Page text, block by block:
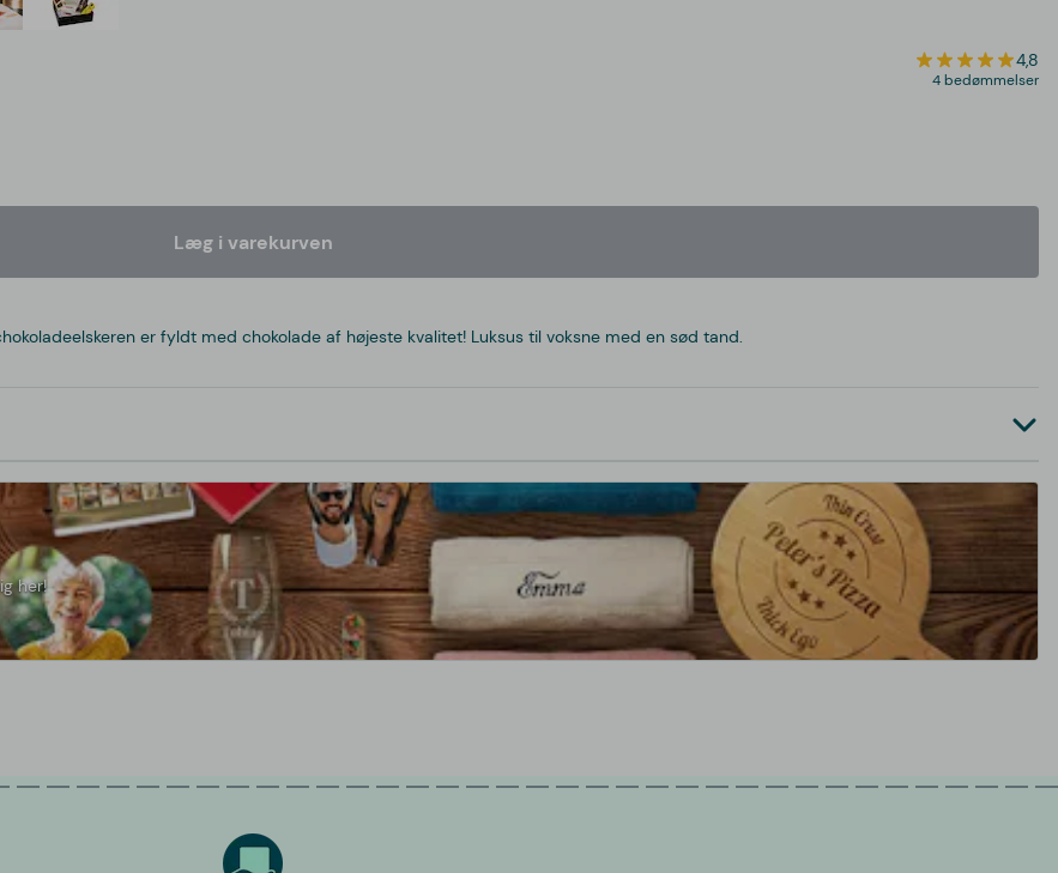
4,8
4 bedømmelser
Læg i varekurven
er fyldt med chokolade af højeste kvalitet! Luksus til voksne med en sød tand.
her!